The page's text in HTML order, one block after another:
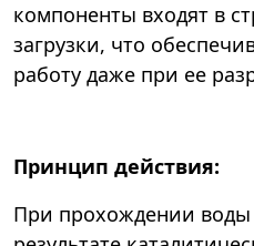
компоненты входят в
загрузки, что
работу даже при ее
Принцип действия:
При прохождении воды